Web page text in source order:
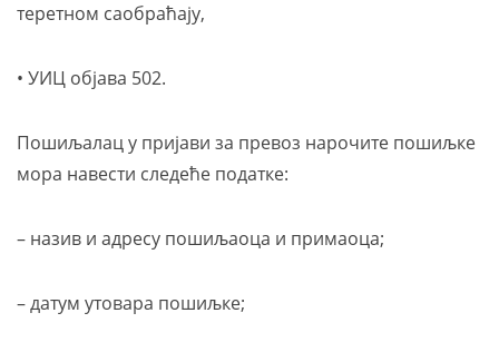
теретном саобраћају,
• УИЦ објава 502.
Пошиљалац у пријави за превоз нарочите пошиљке
мора навести следеће податке:
– назив и адресу пошиљаоца и примаоца;
– датум утовара пошиљке;